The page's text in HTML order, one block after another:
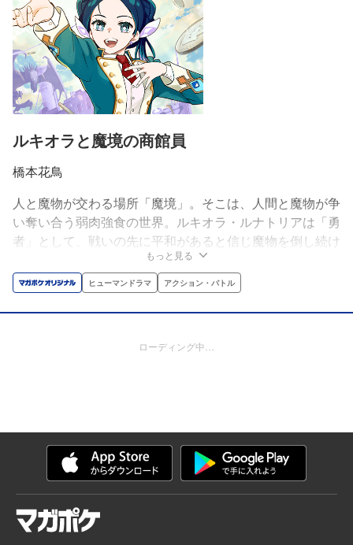
ルキオラと魔境の商館員
橋本花鳥
人と魔物が交わる場所「魔境」。そこは、人間と魔物が争
い奪い合う弱肉強食の世界。ルキオラ・ルナトリアは「勇
者」として、戦いの先に平和があると信じ魔物を倒し続け
ていた。魔境の品を買い漁る、商館員ビルキス・ドラコと
出会うまでは──。欲しいモノは、「力」ではなく「商
談」で勝ち取れ！たとえ相手が魔物であろうとも!!異種族
貿易物語、開幕!!
もっと見る
ヒューマンドラマ アクション・バトル
ローディング中…